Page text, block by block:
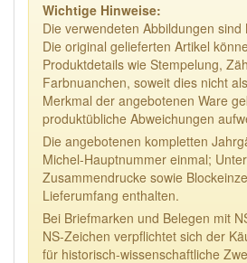
Wichtige Hinweise:
Die verwendeten Abbildungen sind
Die original gelieferten Artikel
Produktdetails wie Stempelung,
Farbnuanchen, soweit dies nicht
Merkmal der angebotenen Ware
produktübliche Abweichungen
Die angebotenen kompletten
Michel-Hauptnummer einmal;
Zusammendrucke sowie
Lieferumfang enthalten.
Bei Briefmarken und Belegen mit
NS-Zeichen verpflichtet sich der
für historisch-wissenschaftliche